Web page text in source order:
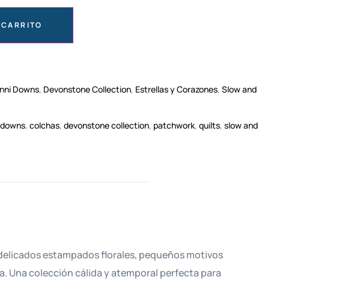
Downs, Devonstone Collection, Estrellas y Corazones, Slow and
, colchas, devonstone collection, patchwork, quilts, slow and
estampados florales, pequeños motivos
Una colección cálida y atemporal perfecta para